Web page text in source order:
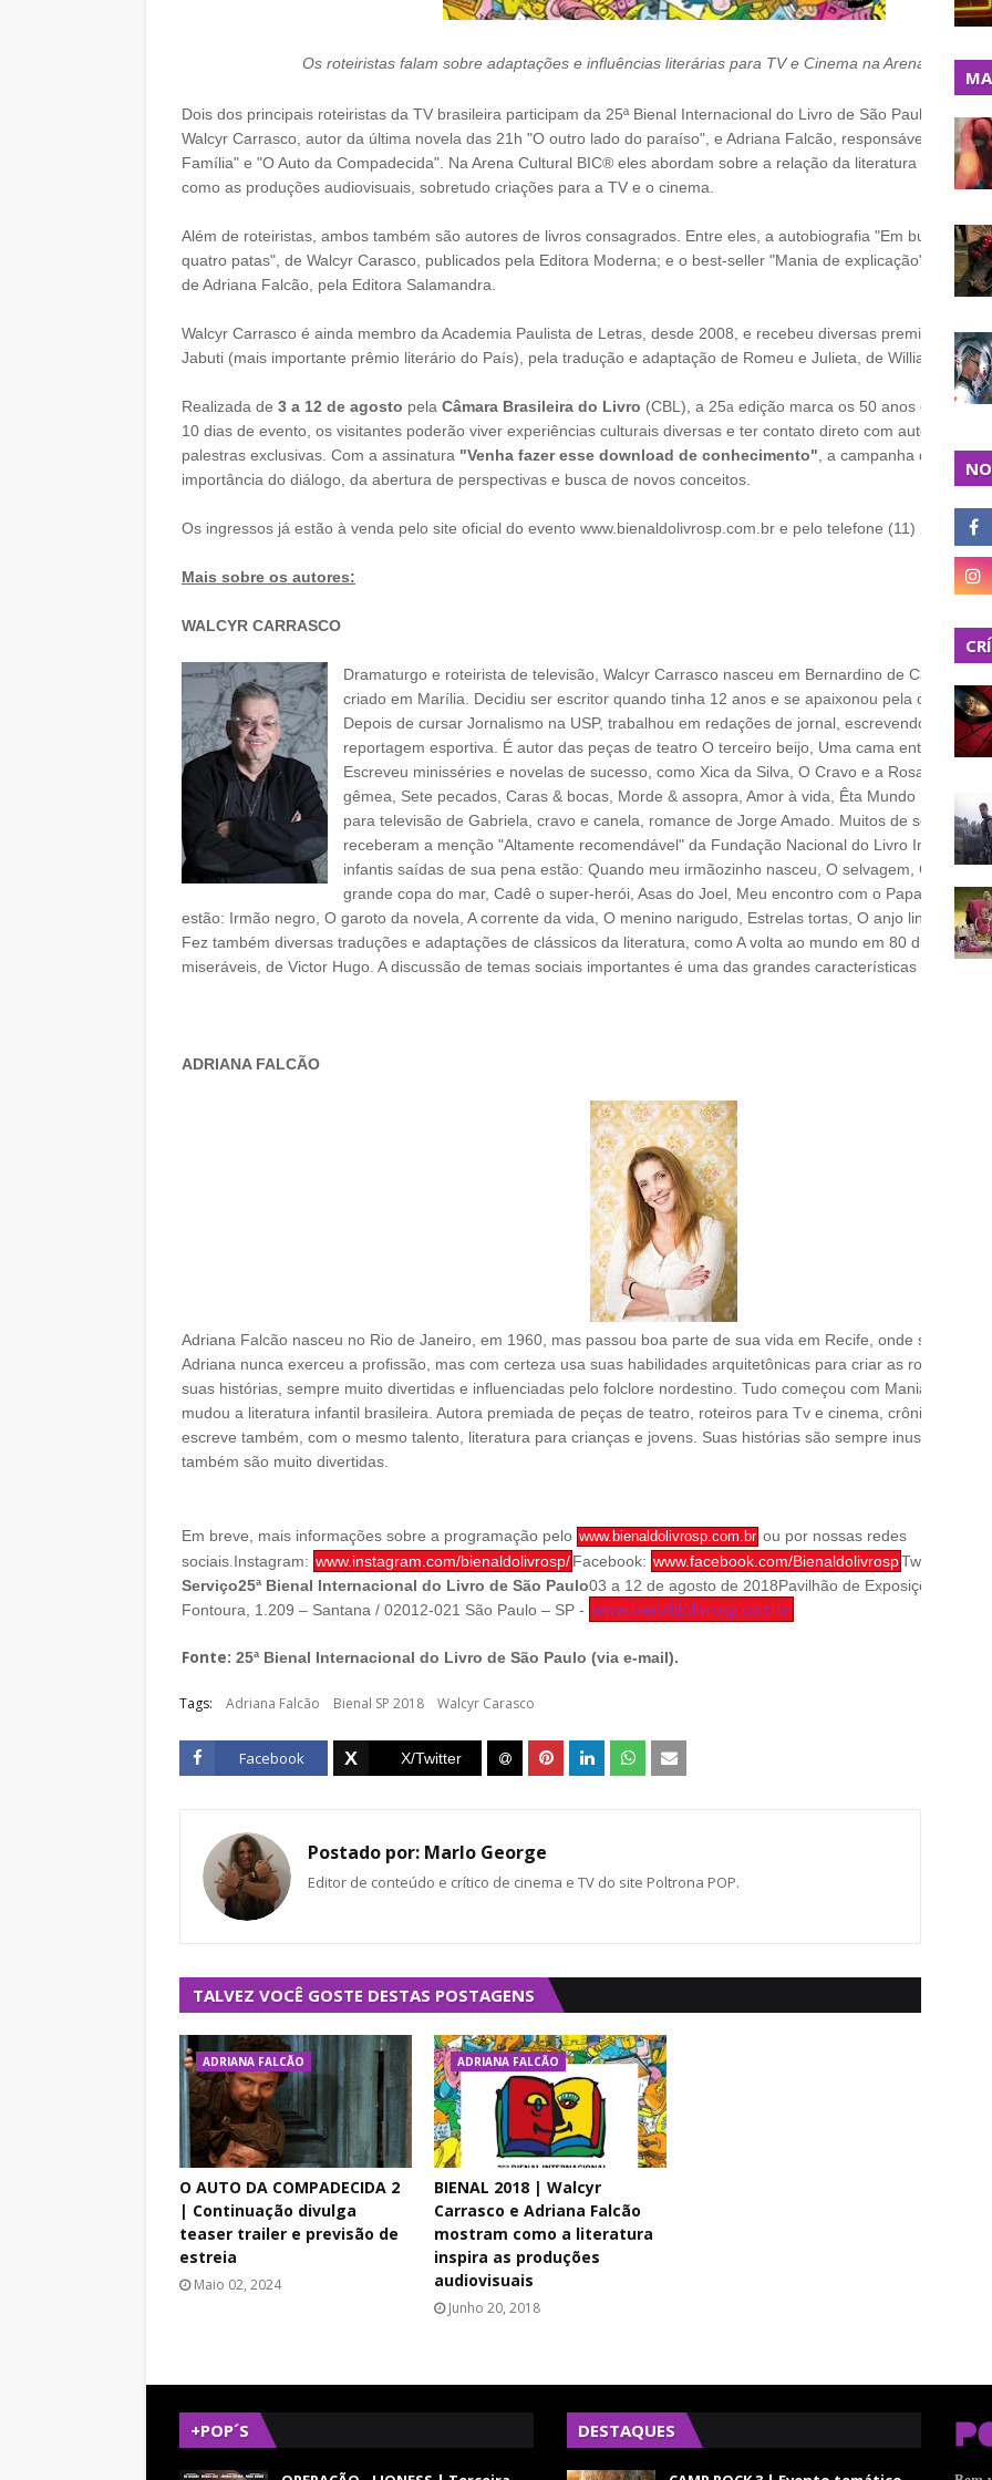
Os roteiristas falam sobre adaptações e influências literárias para TV e Cinema na Arena Cultural
Dois dos principais roteiristas da TV brasileira participam da 25ª Bienal Internacional do Livro de São Paulo, dia 4
Walcyr Carrasco, autor da última novela das 21h "O outro lado do paraíso", e Adriana Falcão, responsável por
Família" e "O Auto da Compadecida". Na Arena Cultural BIC® eles abordam sobre a relação da literatura com
como as produções audiovisuais, sobretudo criações para a TV e o cinema.
Além de roteiristas, ambos também são autores de livros consagrados. Entre eles, a autobiografia "Em busca de
quatro patas", de Walcyr Carasco, publicados pela Editora Moderna; e o best-seller "Mania de explicação" e "Luna
de Adriana Falcão, pela Editora Salamandra.
Walcyr Carrasco é ainda membro da Academia Paulista de Letras, desde 2008, e recebeu diversas premiações,
Jabuti (mais importante prêmio literário do País), pela tradução e adaptação de Romeu e Julieta, de William
Realizada de 3 a 12 de agosto pela Câmara Brasileira do Livro (CBL), a 25a edição marca os 50 anos da Bienal
10 dias de evento, os visitantes poderão viver experiências culturais diversas e ter contato direto com autores, em
palestras exclusivas. Com a assinatura "Venha fazer esse download de conhecimento" , a campanha deste
importância do diálogo, da abertura de perspectivas e busca de novos conceitos.
Os ingressos já estão à venda pelo site oficial do evento www.bienaldolivrosp.com.br e pelo telefone (11) 2626-1061.
Mais sobre os autores:
WALCYR CARRASCO
Dramaturgo e roteirista de televisão, Walcyr Carrasco nasceu em Bernardino de Campos
criado em Marília. Decidiu ser escritor quando tinha 12 anos e se apaixonou pela obra de
Depois de cursar Jornalismo na USP, trabalhou em redações de jornal, escrevendo textos
reportagem esportiva. É autor das peças de teatro O terceiro beijo, Uma cama entre nós,
Escreveu minisséries e novelas de sucesso, como Xica da Silva, O Cravo e a Rosa,
gêmea, Sete pecados, Caras & bocas, Morde & assopra, Amor à vida, Êta Mundo Bom! e
para televisão de Gabriela, cravo e canela, romance de Jorge Amado. Muitos de seus livros
receberam a menção "Altamente recomendável" da Fundação Nacional do Livro Infantil e
infantis saídas de sua pena estão: Quando meu irmãozinho nasceu, O selvagem, Camarões
grande copa do mar, Cadê o super-herói, Asas do Joel, Meu encontro com o Papai Noel, e
estão: Irmão negro, O garoto da novela, A corrente da vida, O menino narigudo, Estrelas tortas, O anjo linguarudo
Fez também diversas traduções e adaptações de clássicos da literatura, como A volta ao mundo em 80 dias, de
miseráveis, de Victor Hugo. A discussão de temas sociais importantes é uma das grandes características de suas
ADRIANA FALCÃO
Adriana Falcão nasceu no Rio de Janeiro, em 1960, mas passou boa parte de sua vida em Recife, onde se formou
Adriana nunca exerceu a profissão, mas com certeza usa suas habilidades arquitetônicas para criar as
suas histórias, sempre muito divertidas e influenciadas pelo folclore nordestino. Tudo começou com Mania de
mudou a literatura infantil brasileira. Autora premiada de peças de teatro, roteiros para Tv e cinema, crônicas para
escreve também, com o mesmo talento, literatura para crianças e jovens. Suas histórias são sempre inusitadas e
também são muito divertidas.
Em breve, mais informações sobre a programação pelo www.bienaldolivrosp.com.br ou por nossas redes
sociais. Instagram: www.instagram.com/bienaldolivrosp/Facebook: www.facebook.com/BienaldolivrospTwitter:
Serviço25ª Bienal Internacional do Livro de São Paulo03 a 12 de agosto de 2018Pavilhão de Exposições do
Fontoura, 1.209 – Santana / 02012-021 São Paulo – SP - www.bienaldolivrosp.com.br
Fonte: 25ª Bienal Internacional do Livro de São Paulo (via e-mail).
Tags: Adriana Falcão Bienal SP 2018 Walcyr Carasco
Facebook
Postado por: Marlo George
Editor de conteúdo e crítico de cinema e TV do site Poltrona POP.
TALVEZ VOCÊ GOSTE DESTAS POSTAGENS
ADRIANA FALCÃO
O AUTO DA COMPADECIDA 2
| Continuação divulga
teaser trailer e previsão de
estreia
Maio 02, 2024
ADRIANA FALCÃO
BIENAL 2018 | Walcyr
Carrasco e Adriana Falcão
mostram como a literatura
inspira as produções
audiovisuais
Junho 20, 2018
+POP´S DESTAQUES